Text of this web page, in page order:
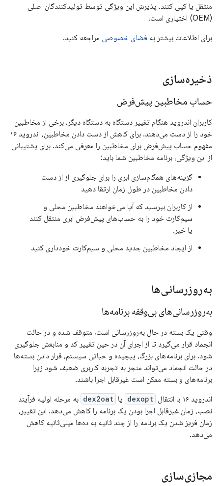
منتقل یا کپی کنند. پذیرش این ویژگی توسط تولیدکنندگان اصلی
(OEM) اختیاری است.
برای اطلاعات بیشتر به فضای خصوصی مراجعه کنید.
ذخیره‌سازی
حساب مخاطبین پیش‌فرض
کاربران اندروید هنگام تغییر دستگاه به دستگاه دیگر، برخی از مخاطبین
خود را از دست می‌دهند. برای کاهش از دست دادن مخاطبین، اندروید ۱۶
مفهوم حساب پیش‌فرض برای مخاطبین را معرفی می‌کند. برای پشتیبانی
از این ویژگی، برنامه مخاطبین شما باید:
گزینه‌های همگام‌سازی ابری را برای جلوگیری از از دست
دادن مخاطبین در طول زمان ارتقا دهید
از کاربران بپرسید که آیا می‌خواهند مخاطبین محلی و
سیم‌کارت خود را به حساب‌های پیش‌فرض ابری منتقل کنند
یا خیر.
از ایجاد مخاطبین جدید محلی و سیم‌کارت خودداری کنید
به‌روزرسانی‌ها
به‌روزرسانی‌های بی‌وقفه برنامه‌ها
وقتی یک بسته در حال به‌روزرسانی است، متوقف شده و در حالت
انجماد قرار می‌گیرد تا از اجرای آن در حین تغییر کد و منابعش جلوگیری
شود. برای برنامه‌های بزرگ، پیچیده و حیاتی سیستم، قرار دادن بسته‌ها
در حالت انجماد می‌تواند منجر به تجربه کاربری ضعیف شود زیرا
برنامه‌های وابسته ممکن است غیرقابل اجرا باشند.
اندروید ۱۶ با انتقال
dexopt یا dex2oat به مرحله اولیه فرآیند
نصب، زمان غیرقابل اجرا بودن یک برنامه را کاهش می‌دهد. این تغییر،
زمان فریز شدن یک برنامه را از چند ثانیه به ده‌ها میلی‌ثانیه کاهش
می‌دهد.
مجازی‌سازی